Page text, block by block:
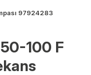
97924283
100 F